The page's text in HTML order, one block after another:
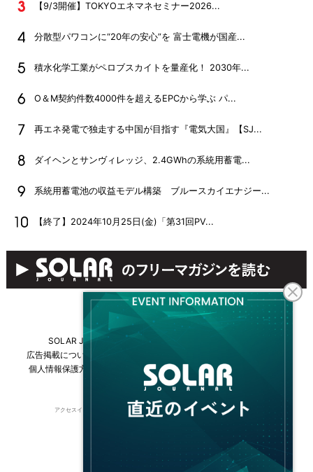
【9/3開催】TOKYOエネマネセミナー2026...
分散型パワコンに“20年の安心”を 富士電機が国産...
積水化学工業がペロブスカイトを量産化！ 2030年...
O＆M契約件数4000件を超えるEPCから学ぶ パ...
再エネ発電で独走する中国が目指す『電気大国』【SJ...
ダイヘンとサンヴィレッジ、2.4GWhの系統用蓄電...
系統用蓄電池の収益モデル構築 ブルースカイエナジー...
【終了】2024年10月25日(金)「第31回PV...
SOLAR JOURNALについて
広告掲載について
個人情報保護方針
運営会社・媒体一覧 For overseas customers
アクセスインターナショナルは持続可能な開発目標（SDGs）を支援しています。